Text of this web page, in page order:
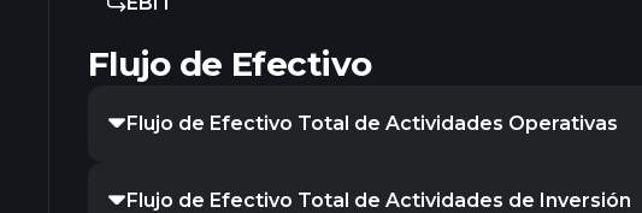
Flujo de Efectivo
Flujo de Efectivo Total de Actividades Operativas
Flujo de Efectivo Total de Actividades de Inversión